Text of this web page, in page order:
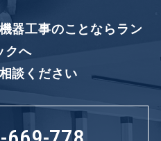
器工事のことなら ラン
クへ
談ください